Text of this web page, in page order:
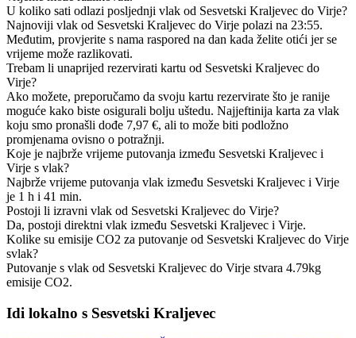
U koliko sati odlazi posljednji vlak od Sesvetski Kraljevec do Virje?
Najnoviji vlak od Sesvetski Kraljevec do Virje polazi na 23:55.
Međutim, provjerite s nama raspored na dan kada želite otići jer se
vrijeme može razlikovati.
Trebam li unaprijed rezervirati kartu od Sesvetski Kraljevec do
Virje?
Ako možete, preporučamo da svoju kartu rezervirate što je ranije
moguće kako biste osigurali bolju uštedu. Najjeftinija karta za vlak
koju smo pronašli dođe 7,97 €, ali to može biti podložno
promjenama ovisno o potražnji.
Koje je najbrže vrijeme putovanja između Sesvetski Kraljevec i
Virje s vlak?
Najbrže vrijeme putovanja vlak između Sesvetski Kraljevec i Virje
je 1 h i 41 min.
Postoji li izravni vlak od Sesvetski Kraljevec do Virje?
Da, postoji direktni vlak između Sesvetski Kraljevec i Virje.
Kolike su emisije CO2 za putovanje od Sesvetski Kraljevec do Virje
svlak?
Putovanje s vlak od Sesvetski Kraljevec do Virje stvara 4.79kg
emisije CO2.
Idi lokalno s Sesvetski Kraljevec